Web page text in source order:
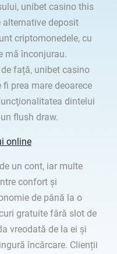
unibet casino this
alternative deposit
criptomonedele, cu
mă înconjurau.
față, unibet casino
prea mare deoarece
dintelui
flush draw.
online
un cont, iar multe
confort și
de până la o
gratuite fără slot de
vreodată de la ei și
încărcare. Clienții